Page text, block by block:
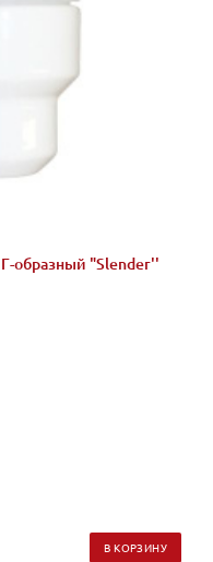
образный "Slender''
В КОРЗИНУ